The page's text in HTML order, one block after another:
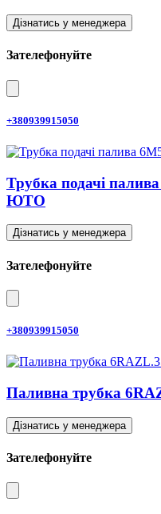
Дізнатись у менеджера
Зателефонуйте
+380939915050
Трубка подачі
ЮТО
Дізнатись у менеджера
Зателефонуйте
+380939915050
Паливна трубка
Дізнатись у менеджера
Зателефонуйте